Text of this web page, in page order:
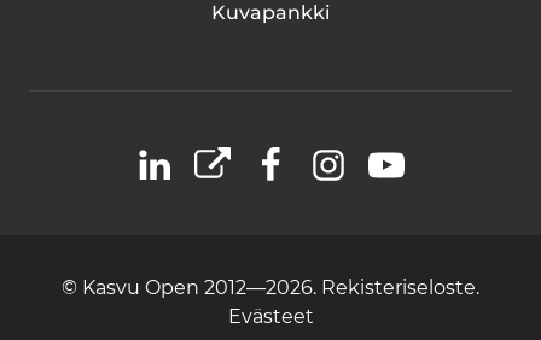
Kuvapankki
LinkedIn
X FacebookInstagramYouTube
© Kasvu Open 2012—2026. Rekisteriseloste.
Evästeet